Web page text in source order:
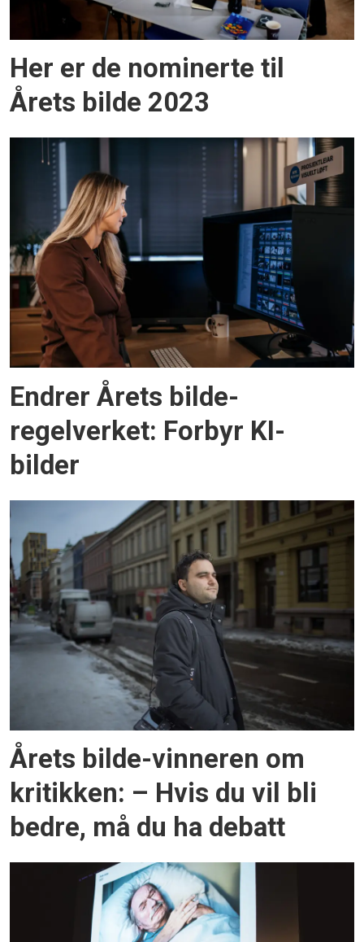
Her er de nominerte til
Årets bilde 2023
Endrer Årets bilde-
regelverket: Forbyr KI-
bilder
Årets bilde-vinneren om
kritikken: – Hvis du vil bli
bedre, må du ha debatt